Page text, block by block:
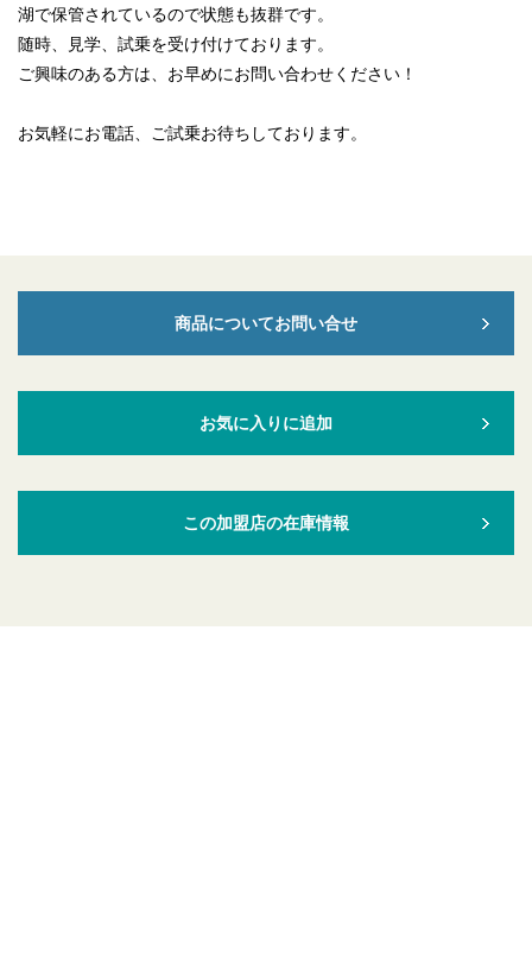
湖で保管されているので状態も抜群です。
随時、見学、試乗を受け付けております。
ご興味のある方は、お早めにお問い合わせください！
お気軽にお電話、ご試乗お待ちしております。
商品についてお問い合せ
お気に入りに追加
この加盟店の在庫情報